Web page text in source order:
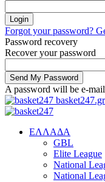
Forgot your password?
Password recovery
Recover your password
A password will be e-
basket247.gr
EΛΛΑΔΑ
GBL
Elite League
National
National